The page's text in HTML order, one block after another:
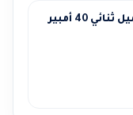
مفتاح اوتوماتيك هيميل ثنائي 40 أمبير